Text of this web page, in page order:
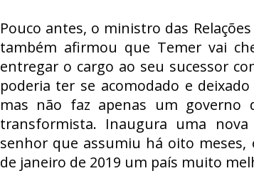
Pouco antes, o ministro das
também afirmou que Temer vai
entregar o cargo ao seu sucessor
poderia ter se acomodado e
mas não faz apenas um governo
transformista. Inaugura uma nova
senhor que assumiu há oito meses,
de janeiro de 2019 um país muito